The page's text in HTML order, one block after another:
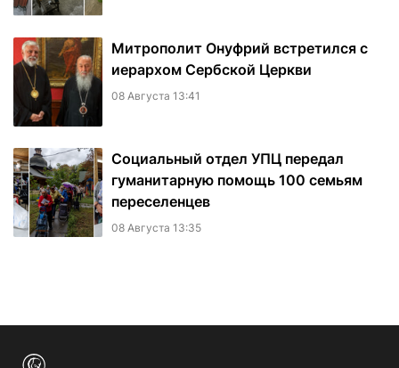
Митрополит Онуфрий встретился с
иерархом Сербской Церкви
08 Августа 13:41
Социальный отдел УПЦ передал
гуманитарную помощь 100 семьям
переселенцев
08 Августа 13:35